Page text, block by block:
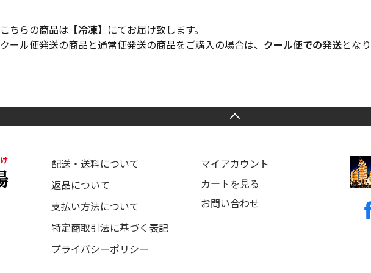
こちらの商品は 【冷凍】 にてお届け致します。
クール便発送の商品と通常便発送の商品をご購入の場合は、 クール便での発送とな
配送・送料について
返品について
支払い方法について
特定商取引法に基づく表記
プライバシーポリシー
マイアカウント
カートを見る
お問い合わせ